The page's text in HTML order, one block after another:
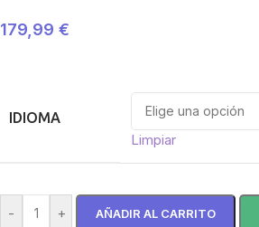
179,99 €
IDIOMA
Limpiar
- + AÑADIR AL CARRITO